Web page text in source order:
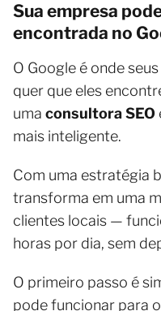
Sua empresa
encontrada no
O Google é onde
quer que eles
uma consultora SEO
mais inteligente.
Com uma estratégia
transforma em uma
clientes locais —
horas por dia, sem
O primeiro passo é
pode funcionar para